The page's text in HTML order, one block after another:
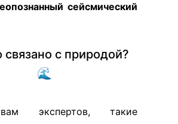
сейсмический
связано с природой?
🌊
экспертов, такие